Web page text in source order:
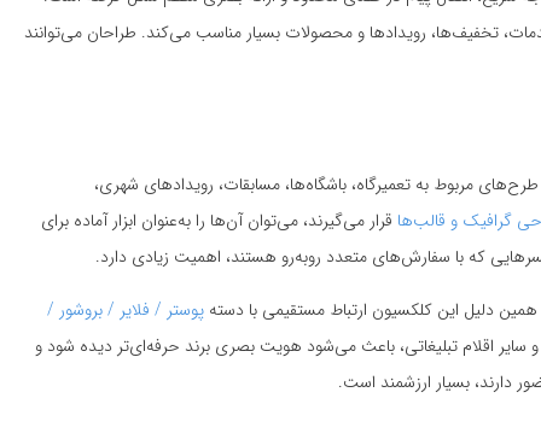
تخفیف‌ها، رویدادها و محصولات بسیار مناسب می‌کند. طراحان می‌توانند
مربوط به تعمیرگاه، باشگاه‌ها، مسابقات، رویدادهای شهری،
گرافیک و قالب‌ها قرار می‌گیرند، می‌توان آن‌ها را به‌عنوان ابزار آماده برای
که با سفارش‌های متعدد روبه‌رو هستند، اهمیت زیادی دارد.
همین دلیل این کلکسیون ارتباط مستقیمی با دسته پوستر / فلایر / بروشور /
اقلام تبلیغاتی، باعث می‌شود هویت بصری برند حرفه‌ای‌تر دیده شود و
دارند، بسیار ارزشمند است.